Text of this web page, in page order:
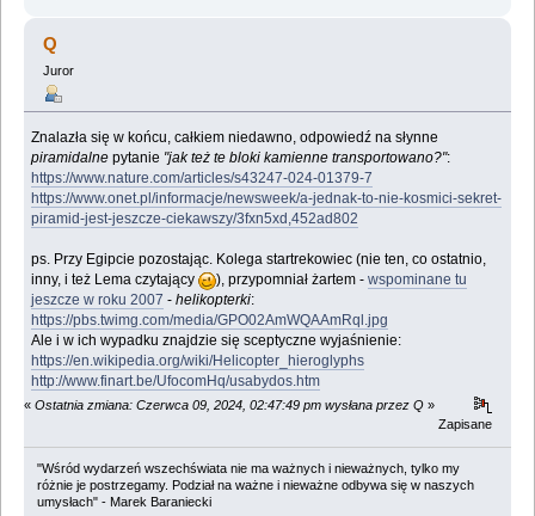
Q
Juror
Znalazła się w końcu, całkiem niedawno, odpowiedź na słynne
piramidalne pytanie "jak też te bloki kamienne transportowano?":
https://www.nature.com/articles/s43247-024-01379-7
https://www.onet.pl/informacje/newsweek/a-jednak-to-nie-kosmici-sekret-
piramid-jest-jeszcze-ciekawszy/3fxn5xd,452ad802
ps. Przy Egipcie pozostając. Kolega startrekowiec (nie ten, co ostatnio,
inny, i też Lema czytający
), przypomniał żartem -wspominane tu
jeszcze w roku 2007 -helikopterki:
https://pbs.twimg.com/media/GPO02AmWQAAmRql.jpg
Ale i w ich wypadku znajdzie się sceptyczne wyjaśnienie:
https://en.wikipedia.org/wiki/Helicopter_hieroglyphs
http://www.finart.be/UfocomHq/usabydos.htm
« Ostatnia zmiana: Czerwca 09, 2024, 02:47:49 pm wysłana przez Q »
Zapisane
"Wśród wydarzeń wszechświata nie ma ważnych i nieważnych, tylko my
różnie je postrzegamy. Podział na ważne i nieważne odbywa się w naszych
umysłach" - Marek Baraniecki